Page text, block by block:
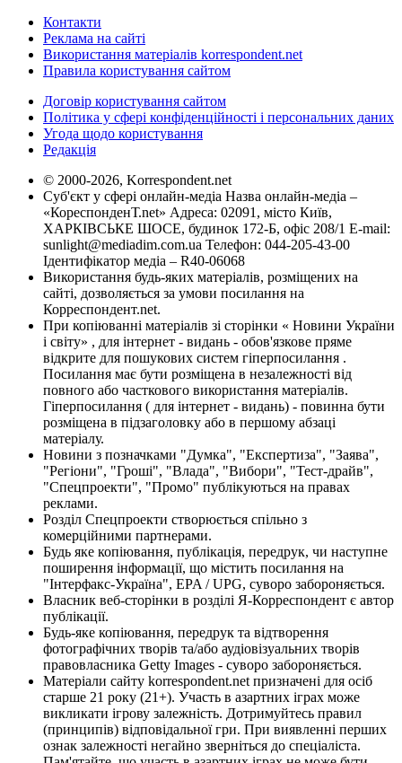
Контакти
Реклама на сайті
Використання матеріалів korrespondent.net
Правила користування сайтом
Договір користування сайтом
Політика у сфері конфіденційності і персональних даних
Угода щодо користування
Редакція
© 2000-2026, Korrespondent.net
Суб'єкт у сфері онлайн-медіа Назва онлайн-медіа –
«КореспонденТ.net» Адреса: 02091, місто Київ,
ХАРКІВСЬКЕ ШОСЕ, будинок 172-Б, офіс 208/1 E-mail:
sunlight@mediadim.com.ua Телефон: 044-205-43-00
Ідентифікатор медіа – R40-06068
Використання будь-яких матеріалів, розміщених на
сайті, дозволяється за умови посилання на
Корреспондент.net.
При копіюванні матеріалів зі сторінки « Новини України
і світу» , для інтернет - видань - обов'язкове пряме
відкрите для пошукових систем гіперпосилання .
Посилання має бути розміщена в незалежності від
повного або часткового використання матеріалів.
Гіперпосилання ( для інтернет - видань) - повинна бути
розміщена в підзаголовку або в першому абзаці
матеріалу.
Новини з позначками "Думка", "Експертиза", "Заява",
"Регіони", "Гроші", "Влада", "Вибори", "Тест-драйв",
"Спецпроекти", "Промо" публікуються на правах
реклами.
Розділ Спецпроекти створюється спільно з
комерційними партнерами.
Будь яке копіювання, публікація, передрук, чи наступне
поширення інформації, що містить посилання на
"Інтерфакс-Україна", EPA / UPG, суворо забороняється.
Власник веб-сторінки в розділі Я-Корреспондент є автор
публікації.
Будь-яке копіювання, передрук та відтворення
фотографічних творів та/або аудіовізуальних творів
правовласника Getty Images - суворо забороняється.
Матеріали сайту korrespondent.net призначені для осіб
старше 21 року (21+). Участь в азартних іграх може
викликати ігрову залежність. Дотримуйтесь правил
(принципів) відповідальної гри. При виявленні перших
ознак залежності негайно зверніться до спеціаліста.